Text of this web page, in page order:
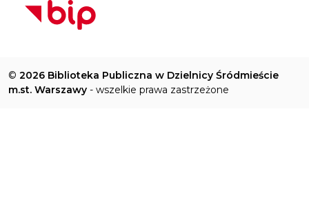
© 2026 Biblioteka Publiczna w Dzielnicy Śródmieście
m.st. Warszawy - wszelkie prawa zastrzeżone